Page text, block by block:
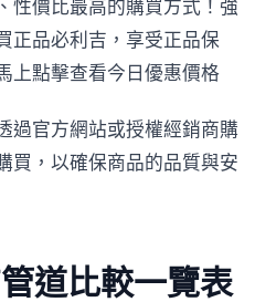
性價比最高的購買方式！強
正品必利吉，享受正品保
上點擊查看今日優惠價格
過官方網站或授權經銷商購
買，以確保商品的品質與安
道比較一覽表